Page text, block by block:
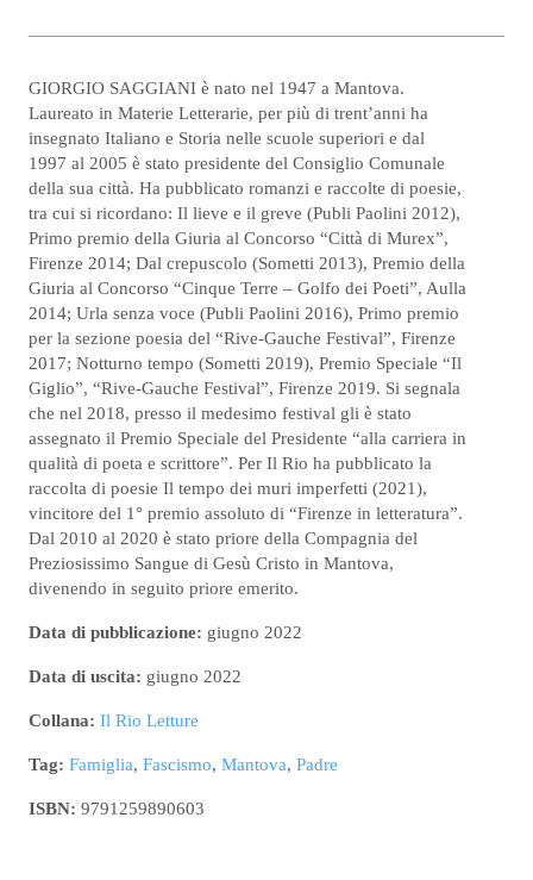
GIORGIO SAGGIANI è nato nel 1947 a Mantova.
Laureato in Materie Letterarie, per più di trent’anni ha
insegnato Italiano e Storia nelle scuole superiori e dal
1997 al 2005 è stato presidente del Consiglio Comunale
della sua città. Ha pubblicato romanzi e raccolte di poesie,
tra cui si ricordano: Il lieve e il greve (Publi Paolini 2012),
Primo premio della Giuria al Concorso “Città di Murex”,
Firenze 2014; Dal crepuscolo (Sometti 2013), Premio della
Giuria al Concorso “Cinque Terre – Golfo dei Poeti”, Aulla
2014; Urla senza voce (Publi Paolini 2016), Primo premio
per la sezione poesia del “Rive-Gauche Festival”, Firenze
2017; Notturno tempo (Sometti 2019), Premio Speciale “Il
Giglio”, “Rive-Gauche Festival”, Firenze 2019. Si segnala
che nel 2018, presso il medesimo festival gli è stato
assegnato il Premio Speciale del Presidente “alla carriera in
qualità di poeta e scrittore”. Per Il Rio ha pubblicato la
raccolta di poesie Il tempo dei muri imperfetti (2021),
vincitore del 1° premio assoluto di “Firenze in letteratura”.
Dal 2010 al 2020 è stato priore della Compagnia del
Preziosissimo Sangue di Gesù Cristo in Mantova,
divenendo in seguito priore emerito.
Data di pubblicazione: giugno 2022
Data di uscita: giugno 2022
Collana: Il Rio Letture
Tag: Famiglia, Fascismo, Mantova, Padre
ISBN: 9791259890603